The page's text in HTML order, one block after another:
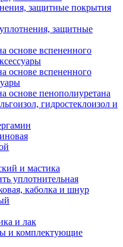
защитные покрытия
защитные
основе вспененного
основе вспененного
основе пенополиуретана
гидростеклоизол и
и мастика
уплотнительная
каболка и шнур
и лак
и комплектующие